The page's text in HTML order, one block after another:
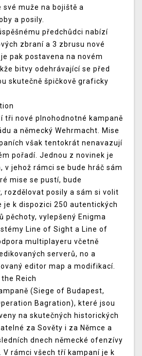
své muže na bojiště a
a posily.
předchůdci nabízí
zbraní a 3 zbrusu nové
pak postavena na novém
bitvy odehrávající se před
skutečně špičkově graficky
tři nové plnohodnotné kampaně
a německý Wehrmacht. Mise
však tentokrát nenavazují
pořadí. Jednou z novinek je
v jehož rámci se bude hráč sám
mise se pustí, bude
rozdělovat posily a sám si volit
je k dispozici 250 autentických
pěchoty, vylepšený Enigma
Line of Sight a Line of
multiplayeru včetně
serverů, no a
editor map a modifikací.
Reich
(Siege of Budapest,
Bagration), které jsou
na skutečných historických
za Sověty i za Němce a
dnech německé ofenzívy
V rámci všech tří kampaní je k